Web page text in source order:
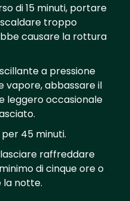
di 15 minuti, portare
troppo
causare la rottura
a pressione
vapore, abbassare il
leggero occasionale
45 minuti.
raffreddare
di cinque ore o
la notte.